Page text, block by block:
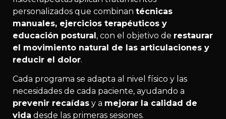
personalizados que combinan técnicas
manuales, ejercicios terapéuticos y
educación postural, con el objetivo de restaurar
el movimiento natural de las articulaciones y
reducir el dolor.
Cada programa se adapta al nivel físico y las
necesidades de cada paciente, ayudando a
prevenir recaídas y a mejorar la calidad de
vida desde las primeras sesiones.